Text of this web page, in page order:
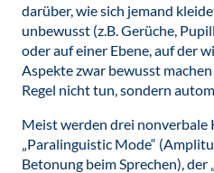
darüber, wie sich jemand
unbewusst (z.B. Gerüche,
oder auf einer Ebene, auf der
Aspekte zwar bewusst
Regel nicht tun, sondern
Meist werden drei nonverbale
„Paralinguistic Mode“
Betonung beim Sprechen),